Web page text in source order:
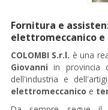
Fornitura e
elettromeccanico
COLOMBI S.r.l. è una
Giovanniin provincia
dell'industria e
elettromeccanico e